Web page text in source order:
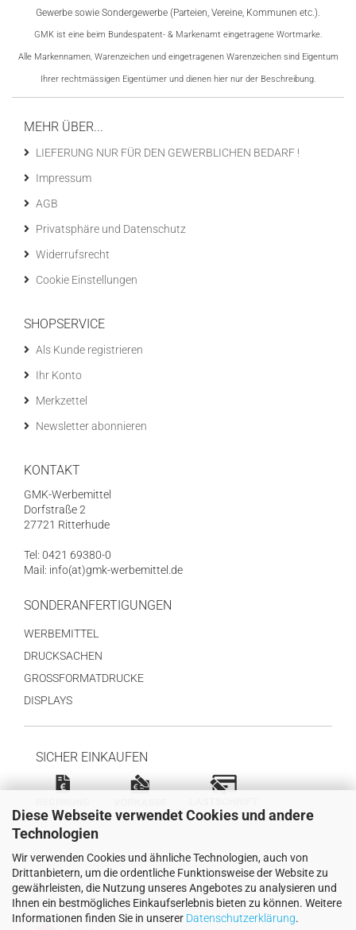
Diese Webseite verwendet Cookies und andere
Technologien
Wir verwenden Cookies und ähnliche Technologien, auch von
Drittanbietern, um die ordentliche Funktionsweise der Website zu
gewährleisten, die Nutzung unseres Angebotes zu analysieren und
Ihnen ein bestmögliches Einkaufserlebnis bieten zu können. Weitere
Informationen finden Sie in unserer Datenschutzerklärung.
Gewerbe sowie Sondergewerbe (Parteien, Vereine, Kommunen etc.).
GMK ist eine beim Bundespatent- & Markenamt eingetragene Wortmarke.
Alle Markennamen, Warenzeichen und eingetragenen Warenzeichen sind Eigentum
Ihrer rechtmässigen Eigentümer und dienen hier nur der Beschreibung.
MEHR ÜBER...
LIEFERUNG NUR FÜR DEN GEWERBLICHEN BEDARF !
Impressum
AGB
Privatsphäre und Datenschutz
Widerrufsrecht
Cookie Einstellungen
SHOPSERVICE
Als Kunde registrieren
Ihr Konto
Merkzettel
Newsletter abonnieren
KONTAKT
GMK-Werbemittel
Dorfstraße 2
27721 Ritterhude
Tel: 0421 69380-0
Mail: info(at)gmk-werbemittel.de
SONDERANFERTIGUNGEN
WERBEMITTEL
DRUCKSACHEN
GROSSFORMATDRUCKE
DISPLAYS
SICHER EINKAUFEN
WIR VERSENDEN MIT